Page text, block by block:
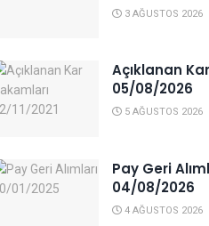
3 AĞUSTOS 2026
Açıklanan
05/08/2026
5 AĞUSTOS 2026
Pay Geri
04/08/2026
4 AĞUSTOS 2026